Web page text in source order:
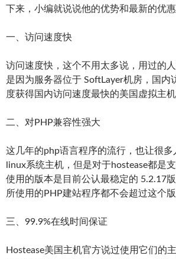
下来，小编就说说他的优势和最新的优惠
一、访问速度快
访问速度快，这个不用太多说，用过的
是因为服务器位于 SoftLayer机房，国内
度获得国内访问速度最快的美国虚拟主机
二、对PHP兼容性强大
这几年的php语言程序的流行，也让很多
linux系统主机，但是对于hostease都是
使用的版本是目前公认最稳定的 5.2.17
所使用的PHP建站程序都不会超过这个版
三、99.9%在线时间保证
Hostease美国主机官方说过使用它们的